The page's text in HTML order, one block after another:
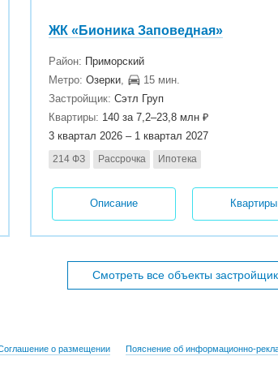
ЖК «Бионика Заповедная»‎
Район:
Приморский
Метро: Озерки,
15 мин.
Застройщик: Сэтл Груп
Квартиры: 140 за 7,2–23,8 млн ₽
3 квартал 2026 – 1 квартал 2027
214 ФЗ
Рассрочка Ипотека
Описание Квартиры
Смотреть все объекты
о размещении Пояснение об информационно-